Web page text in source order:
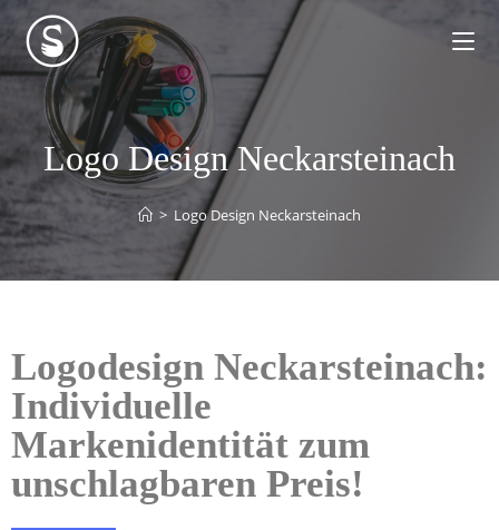
Logo Design Neckarsteinach
> Logo Design Neckarsteinach
Logodesign Neckarsteinach:
Individuelle
Markenidentität zum
unschlagbaren Preis!